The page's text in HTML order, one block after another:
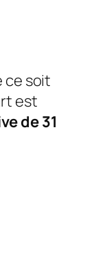
ce soit
est
de 31